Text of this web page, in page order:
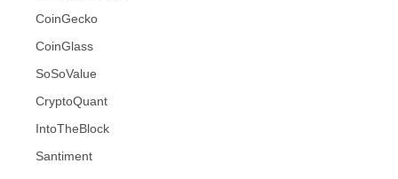
CoinGecko
CoinGlass
SoSoValue
CryptoQuant
IntoTheBlock
Santiment